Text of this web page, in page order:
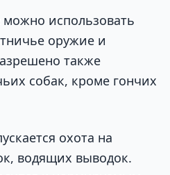
использовать
оружие и
также
собак, кроме гончих
охота на
водящих выводок.